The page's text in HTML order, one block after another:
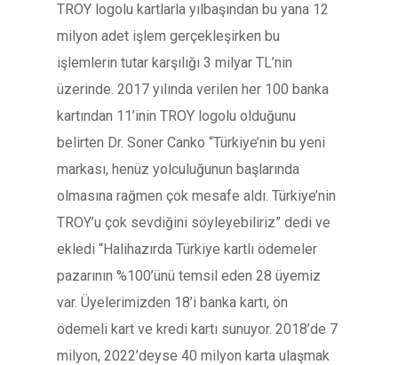
TROY logolu kartlarla yılbaşından bu yana 12
milyon adet işlem gerçekleşirken bu
işlemlerin tutar karşılığı 3 milyar TL’nin
üzerinde. 2017 yılında verilen her 100 banka
kartından 11’inin TROY logolu olduğunu
belirten Dr. Soner Canko “Türkiye’nin bu yeni
markası, henüz yolculuğunun başlarında
olmasına rağmen çok mesafe aldı. Türkiye’nin
TROY’u çok sevdiğini söyleyebiliriz” dedi ve
ekledi “Halihazırda Türkiye kartlı ödemeler
pazarının %100’ünü temsil eden 28 üyemiz
var. Üyelerimizden 18’i banka kartı, ön
ödemeli kart ve kredi kartı sunuyor. 2018’de 7
milyon, 2022’deyse 40 milyon karta ulaşmak